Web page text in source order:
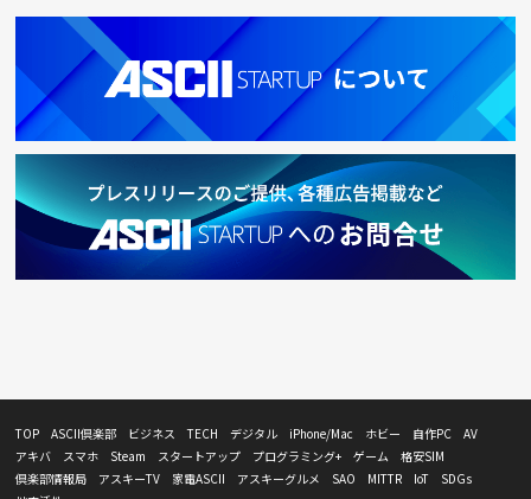
TOP ASCII倶楽部 ビジネス TECH デジタル iPhone/Mac ホビー 自作PC
AV
アキバ
スマホ Steam スタートアップ プログラミング+ ゲーム
格安SIM
倶楽部情報局
アスキーTV 家電ASCII アスキーグルメ SAO MITTR IoT
SDGs